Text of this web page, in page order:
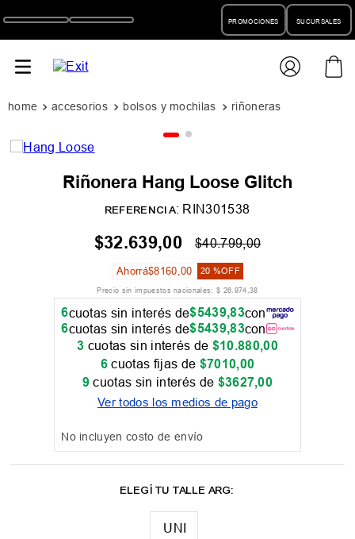
PROMOCIONES SUCURSALES
accesorios bolsos y mochilas riñoneras
Riñonera Hang Loose Glitch
REFERENCIA: RIN301538
$32.639,00 $40.799,00
Ahorrá$8160,00 20 %OFF
Precio sin impuestos nacionales: $ 26.974,38
6cuotas sin interés de$5439,83con
6cuotas sin interés de$5439,83con
3 cuotas sin interés de $10.880,00
6 cuotas fijas de $7010,00
9 cuotas sin interés de $3627,00
Ver todos los medios de pago
No incluyen costo de envío
UNI